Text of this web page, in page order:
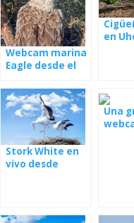
Webcam marina
Eagle desde el
en
Stork White en
vivo desde
Una